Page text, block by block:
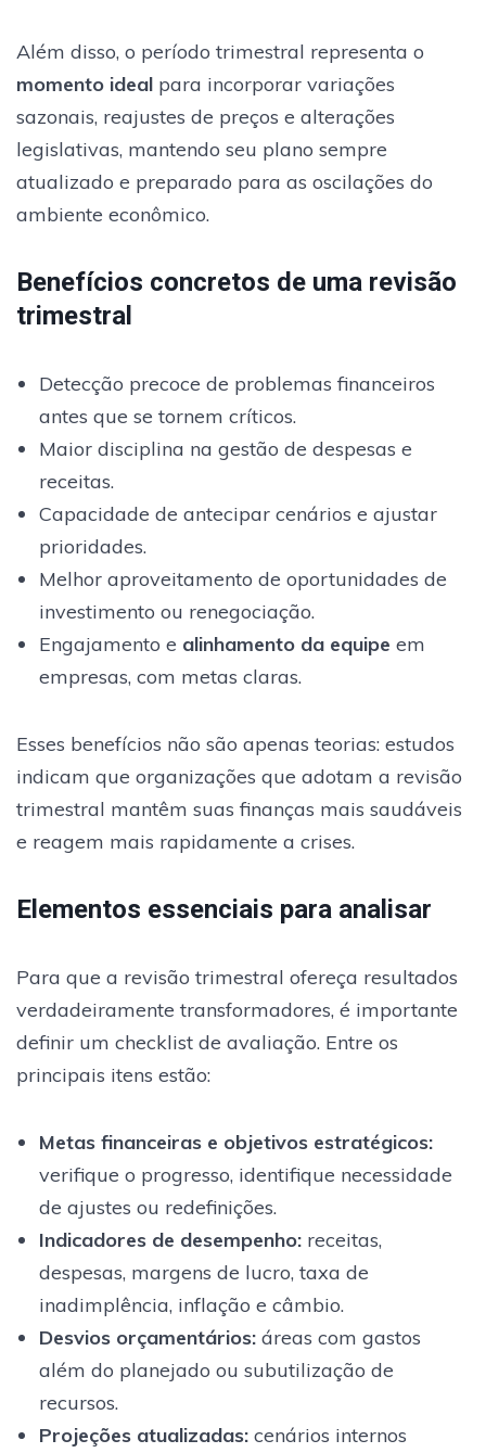
Além disso, o período trimestral representa o
momento ideal para incorporar variações
sazonais, reajustes de preços e alterações
legislativas, mantendo seu plano sempre
atualizado e preparado para as oscilações do
ambiente econômico.
Benefícios concretos de uma revisão
trimestral
Detecção precoce de problemas financeiros
antes que se tornem críticos.
Maior disciplina na gestão de despesas e
receitas.
Capacidade de antecipar cenários e ajustar
prioridades.
Melhor aproveitamento de oportunidades de
investimento ou renegociação.
Engajamento e alinhamento da equipe em
empresas, com metas claras.
Esses benefícios não são apenas teorias: estudos
indicam que organizações que adotam a revisão
trimestral mantêm suas finanças mais saudáveis
e reagem mais rapidamente a crises.
Elementos essenciais para analisar
Para que a revisão trimestral ofereça resultados
verdadeiramente transformadores, é importante
definir um checklist de avaliação. Entre os
principais itens estão:
Metas financeirase objetivos estratégicos:
verifique o progresso, identifique necessidade
de ajustes ou redefinições.
Indicadores de desempenho:receitas,
despesas, margens de lucro, taxa de
inadimplência, inflação e câmbio.
Desvios orçamentários:áreas com gastos
além do planejado ou subutilização de
recursos.
Projeções atualizadas:cenários internos